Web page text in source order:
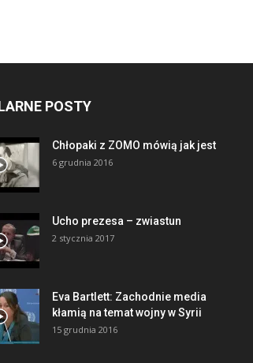
POSTY
Chłopaki z ZOMO mówią jak jest
6 grudnia 2016
Ucho prezesa – zwiastun
2 stycznia 2017
Eva Bartlett: Zachodnie media
kłamią na temat wojny w Syrii
15 grudnia 2016